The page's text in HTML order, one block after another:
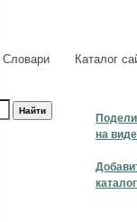
Словари Каталог
на